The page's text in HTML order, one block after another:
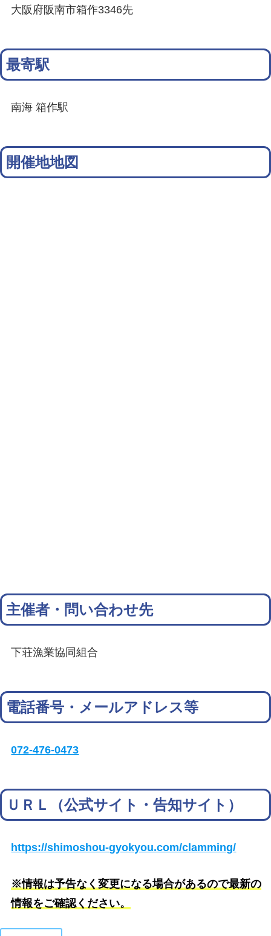
大阪府阪南市箱作3346先
最寄駅
南海 箱作駅
開催地地図
主催者・問い合わせ先
下荘漁業協同組合
電話番号・メールアドレス等
072-476-0473
ＵＲＬ（公式サイト・告知サイト）
https://shimoshou-gyokyou.com/clamming/
※情報は予告なく変更になる場合があるので最新の
情報をご確認ください。